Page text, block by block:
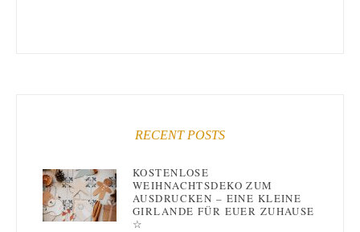
RECENT POSTS
KOSTENLOSE
WEIHNACHTSDEKO ZUM
AUSDRUCKEN – EINE KLEINE
GIRLANDE FÜR EUER ZUHAUSE
☆